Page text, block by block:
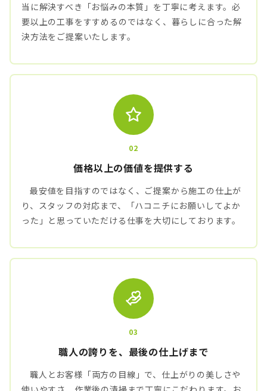
当に解決すべき「お悩みの本質」を丁寧に考えます。必
要以上の工事をすすめるのではなく、暮らしに合った解
決方法をご提案いたします。
02
価格以上の価値を提供する
最安値を目指すのではなく、ご提案から施工の仕上が
り、スタッフの対応まで、「ハコニチにお願いしてよか
った」と思っていただける仕事を大切にしております。
03
職人の誇りを、最後の仕上げまで
職人とお客様「両方の目線」で、仕上がりの美しさや